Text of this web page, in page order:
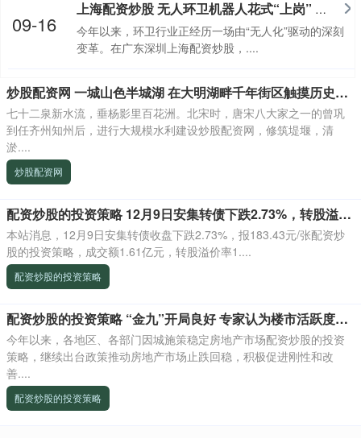
上海配资炒股 无人环卫机器人花式“上岗” 这一千亿市场迎爆发期
今年以来，环卫行业正经历一场由“无人化”驱动的深刻
变革。在广东深圳上海配资炒股，....
09-16
炒股配资网 一城山色半城湖 在大明湖畔千年街区触摸历史痕迹
七十二泉新水流，垂杨影里百花洲。北宋时，唐宋八大家之一的曾巩
到任齐州知州后，进行大规模水利建设炒股配资网，修筑堤堰，清
淤....
炒股配资网
配资炒股的投资策略 12月9日安集转债下跌2.73%，转股溢价率17.55%
本站消息，12月9日安集转债收盘下跌2.73%，报183.43元/张配资炒
股的投资策略，成交额1.61亿元，转股溢价率1....
配资炒股的投资策略
配资炒股的投资策略 “金九”开局良好 专家认为楼市活跃度或将迎来阶段性回升
今年以来，各地区、各部门因城施策稳定房地产市场配资炒股的投资
策略，继续出台政策推动房地产市场止跌回稳，积极促进刚性和改
善....
配资炒股的投资策略